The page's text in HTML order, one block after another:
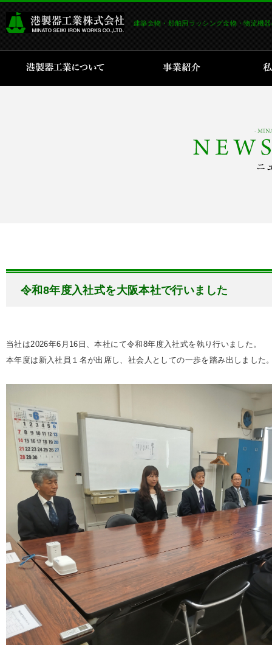
建築金物・船舶用ラッシング金物・物流機
令和8年度入社式を大阪本社で行いました
当社は2026年6月16日、本社にて令和8年度入社式を執り行いました。
本年度は新入社員１名が出席し、社会人としての一歩を踏み出しました